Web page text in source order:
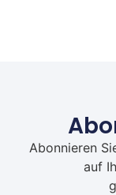
Abonnieren
auf